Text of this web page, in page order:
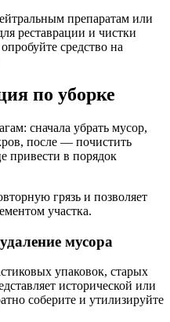
препаратам или
реставрации и чистки
средство на
по уборке
сначала убрать мусор,
после — почистить
привести в порядок
грязь и позволяет
участка.
мусора
упаковок, старых
исторической или
соберите и утилизируйте